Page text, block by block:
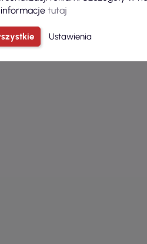
tutaj
Ustawienia